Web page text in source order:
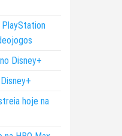
Disney+
hoje na